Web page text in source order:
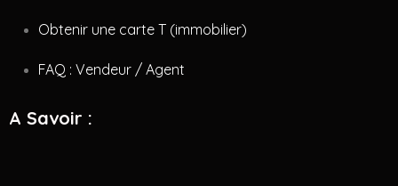
Obtenir une carte T (immobilier)
FAQ : Vendeur / Agent
A Savoir :